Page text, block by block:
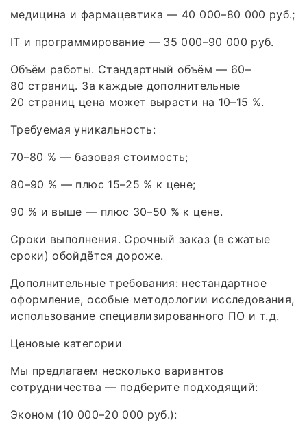
медицина и фармацевтика — 40 000–80 000 руб.;
IT и программирование — 35 000–90 000 руб.
Объём работы. Стандартный объём — 60–
80 страниц. За каждые дополнительные
20 страниц цена может вырасти на 10–15 %.
Требуемая уникальность:
70–80 % — базовая стоимость;
80–90 % — плюс 15–25 % к цене;
90 % и выше — плюс 30–50 % к цене.
Сроки выполнения. Срочный заказ (в сжатые
сроки) обойдётся дороже.
Дополнительные требования: нестандартное
оформление, особые методологии исследования,
использование специализированного ПО и т. д.
Ценовые категории
Мы предлагаем несколько вариантов
сотрудничества — подберите подходящий:
Эконом (10 000–20 000 руб.):